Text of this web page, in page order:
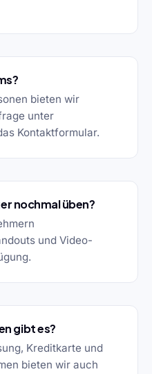
bieten wir
unter
Kontaktformular.
nochmal üben?
und Video-
gibt es?
Kreditkarte und
bieten wir auch